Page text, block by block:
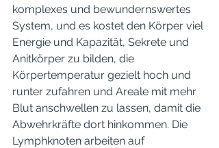
komplexes und bewundernswertes
System, und es kostet den Körper viel
Energie und Kapazität, Sekrete und
Anitkörper zu bilden, die
Körpertemperatur gezielt hoch und
runter zufahren und Areale mit mehr
Blut anschwellen zu lassen, damit die
Abwehrkräfte dort hinkommen. Die
Lymphknoten arbeiten auf